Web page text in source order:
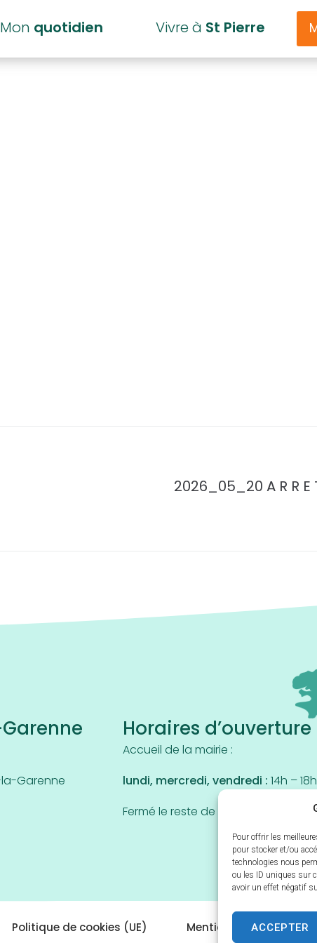
Pour offrir les
pour stocker et/ou
technologies nous
ou les ID uniques sur
avoir un effet négatif
ACCEPTER
Mon quotidien Vivre à St Pierre
de
2026_05_20 A R R E
la-Garenne
Horaires d’ouverture
Accueil de la mairie :
lundi, mercredi, vendredi : 14h – 18h
Fermé le reste de la semaine.
Politique de cookies (UE) Mentions Légales